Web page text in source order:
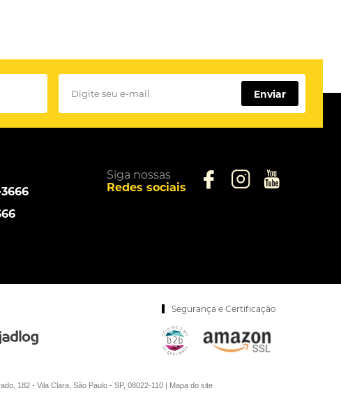
Enviar
3666
Siga nossas
Redes sociais
Segurança e Certificação
182 - Vila Clara, São Paulo - SP, 08022-110 | Mapa do site